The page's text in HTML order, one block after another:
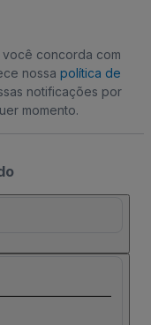
você concorda com
nossa política de
notificações por
momento.